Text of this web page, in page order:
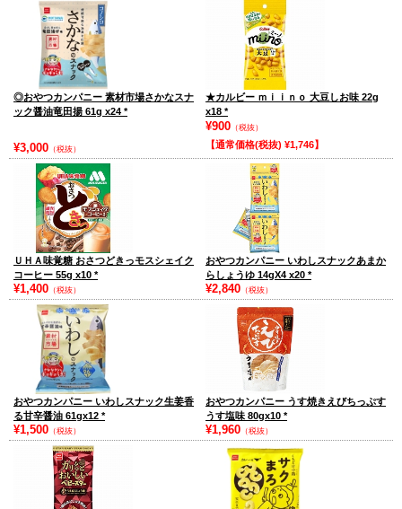
◎おやつカンパニー 素材市場さかなスナ
ック醤油竜田揚 61g x24 *
¥3,000 （税抜）
★カルビー ｍｉｉｎｏ 大豆しお味 22g
x18 *
¥900 （税抜）
【通常価格(税抜) ¥1,746】
ＵＨＡ味覚糖 おさつどきっモスシェイク
コーヒー 55g x10 *
¥1,400 （税抜）
おやつカンパニー いわしスナックあまか
らしょうゆ 14gX4 x20 *
¥2,840 （税抜）
おやつカンパニー いわしスナック生姜香
る甘辛醤油 61gx12 *
¥1,500 （税抜）
おやつカンパニー うす焼きえびちっぷす
うす塩味 80gx10 *
¥1,960 （税抜）